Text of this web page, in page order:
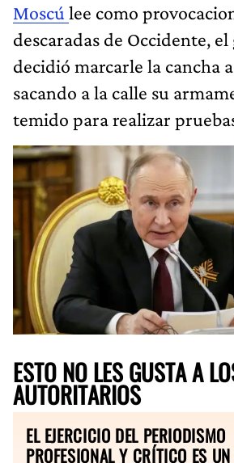
Moscú lee como
descaradas de Occidente,
decidió marcarle la cancha
sacando a la calle su
temido para realizar
ESTO NO LES GUSTA A
AUTORITARIOS
EL EJERCICIO DEL PERIODISMO
PROFESIONAL Y CRÍTICO ES